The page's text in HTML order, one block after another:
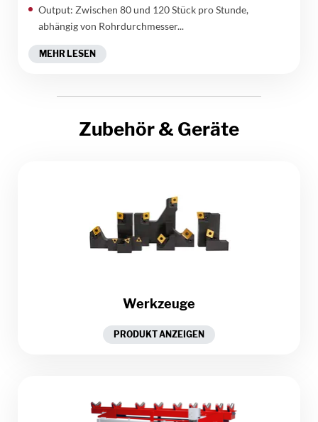
Output: Zwischen 80 und 120 Stück pro Stunde,
abhängig von Rohrdurchmesser...
MEHR LESEN
Zubehör & Geräte
Werkzeuge
PRODUKT ANZEIGEN